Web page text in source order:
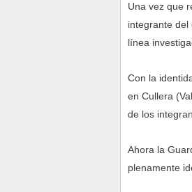
Una vez que
integrante
línea
Con la
en Cullera
de los
Ahora la
plenamente